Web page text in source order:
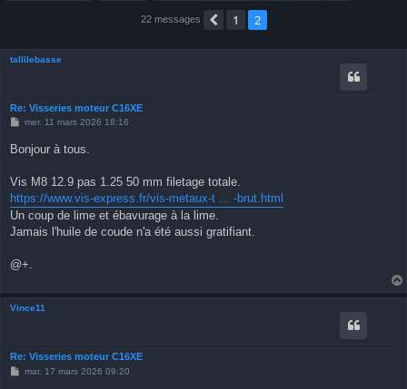
22 messages Précédente
1 2
tallilebasse
Re: Visseries moteur C16XE
M
s
e
mer. 11 mars 2026 18:16
Bonjour à tous.
Vis M8 12.9 pas 1.25 50 mm filetage totale.
https://www.vis-express.fr/vis-metaux-t ... -brut.html
Un coup de lime et ébavurage à la lime.
Jamais l'huile de coude n'a été aussi gratifiant.
@+.
Vince11
Re: Visseries moteur C16XE
Mmar. 17 mars 2026 09:20